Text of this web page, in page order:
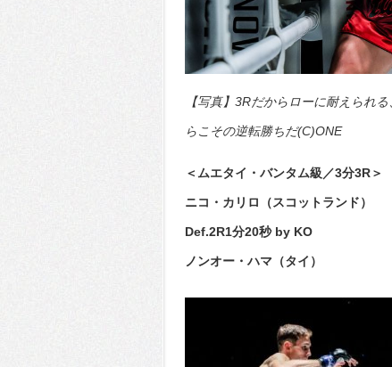
【写真】3Rだからローに耐えられ
らこその逆転勝ちだ(C)ONE
＜ムエタイ・バンタム級／3分3R＞
ニコ・カリロ（スコットランド）
Def.2R1分20秒 by KO
ノンオー・ハマ（タイ）